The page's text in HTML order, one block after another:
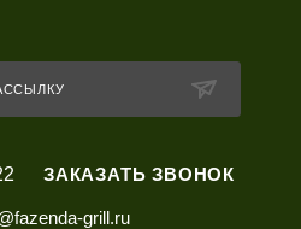
ЗАКАЗАТЬ ЗВОНОК
grill.ru